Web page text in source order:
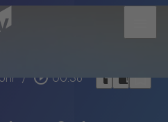
/ play_circle_outline 00:36 headphoneschrome_reader_modebookmark_border